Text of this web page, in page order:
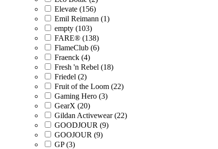
Elevate (156)
Emil Reimann (1)
empty (103)
FARE® (138)
FlameClub (6)
Fraenck (4)
Fresh 'n Rebel (18)
Friedel (2)
Fruit of the Loom (22)
Gaming Hero (3)
GearX (20)
Gildan Activewear (22)
GOODJOUR (9)
GOOJOUR (9)
GP (3)